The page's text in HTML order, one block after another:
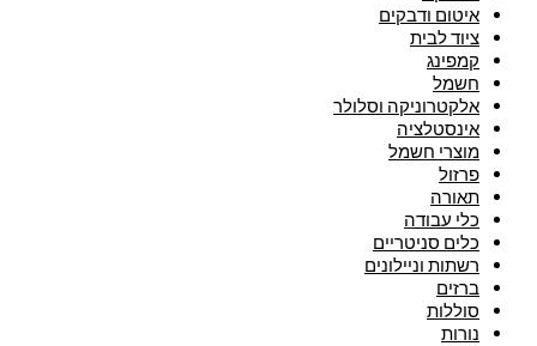
איטום ודבקים
ציוד לבית
קמפינג
חשמל
אלקטרוניקה וסלולר
אינסטלציה
מוצרי חשמל
פרזול
תאורה
כלי עבודה
כלים סניטריים
רשתות וניילונים
ברזים
סוללות
נורות